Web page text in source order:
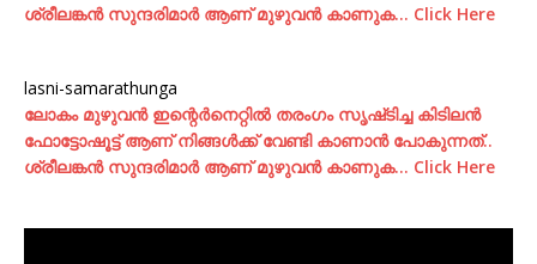
ശ്രീലങ്കന്‍ സുന്ദരിമാര്‍ ആണ് മുഴുവന്‍ കാണുക… Click Here
lasni-samarathunga
ലോകം മുഴുവന്‍ ഇന്റെര്‍നെറ്റില്‍ തരംഗം സൃഷ്‌ടിച്ച കിടിലന്‍
ഫോട്ടോഷൂട്ട്‌ ആണ് നിങ്ങള്‍ക്ക് വേണ്ടി കാണാന്‍ പോകുന്നത്..
ശ്രീലങ്കന്‍ സുന്ദരിമാര്‍ ആണ് മുഴുവന്‍ കാണുക… Click Here